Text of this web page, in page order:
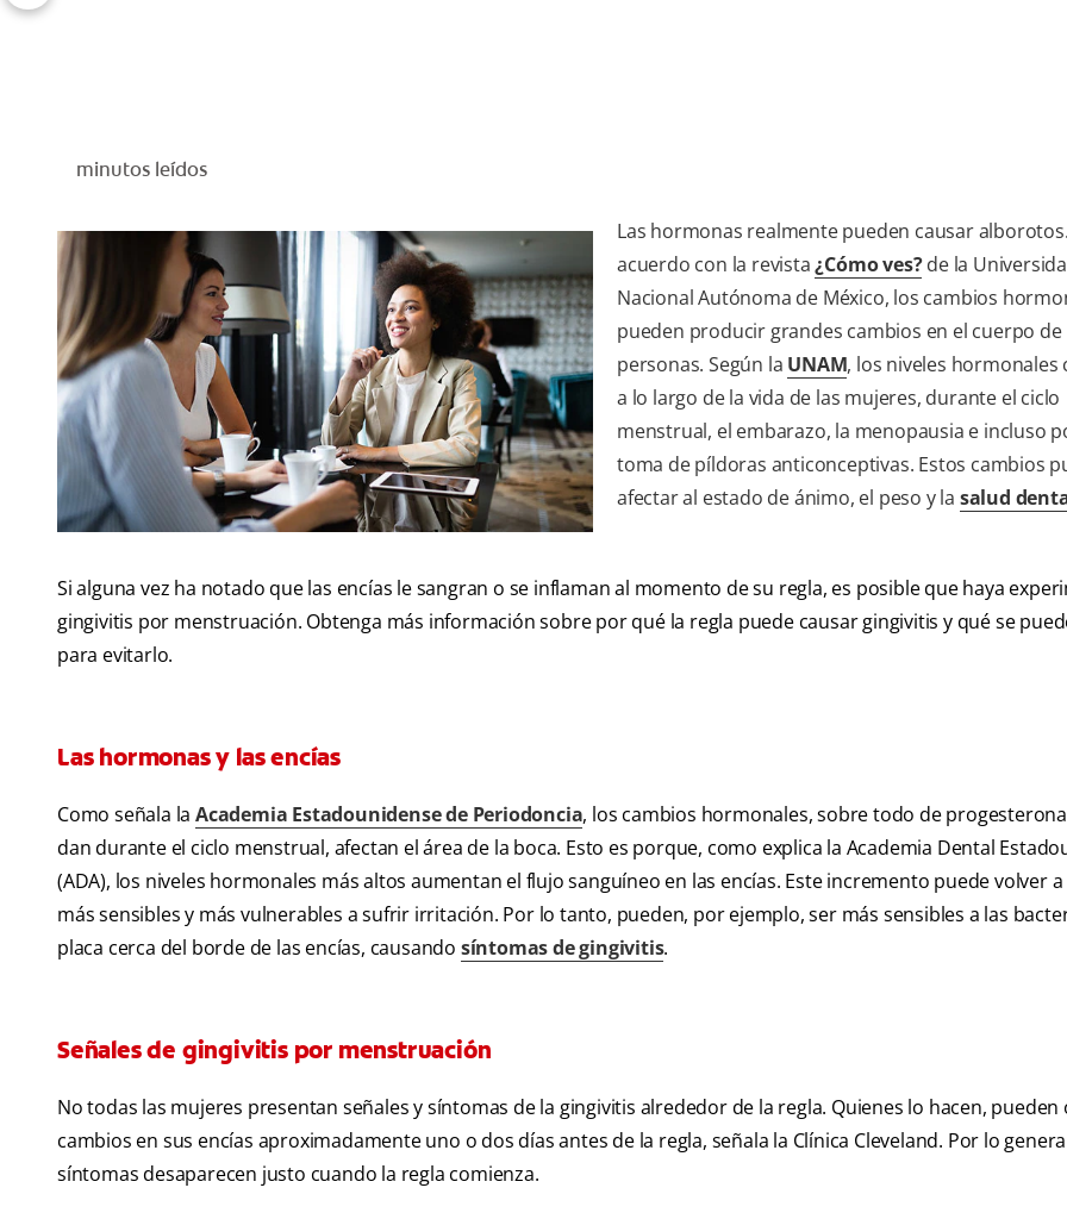
minutos leídos
Las hormonas realmente pueden causar
acuerdo con la revista¿Cómo ves?de la
Nacional Autónoma de México, los cambios
pueden producir grandes cambios en el cuerpo de
personas. Según la UNAM, los niveles hormonales
a lo largo de la vida de las mujeres, durante el ciclo
menstrual, el embarazo, la menopausia e incluso
toma de píldoras anticonceptivas. Estos cambios
afectar al estado de ánimo, el peso y la salud
Si alguna vez ha notado que las encías le sangran o se inflaman al momento de su regla, es posible que haya
gingivitis por menstruación. Obtenga más información sobre por qué la regla puede causar gingivitis y qué se
para evitarlo.
Las hormonas y las encías
Como señala la Academia Estadounidense de Periodoncia, los cambios hormonales, sobre todo de
dan durante el ciclo menstrual, afectan el área de la boca. Esto es porque, como explica la Academia Dental
(ADA), los niveles hormonales más altos aumentan el flujo sanguíneo en las encías. Este incremento puede volver a
más sensibles y más vulnerables a sufrir irritación. Por lo tanto, pueden, por ejemplo, ser más sensibles a las
placa cerca del borde de las encías, causando síntomas de gingivitis.
Señales de gingivitis por menstruación
No todas las mujeres presentan señales y síntomas de la gingivitis alrededor de la regla. Quienes lo hacen, pueden
cambios en sus encías aproximadamente uno o dos días antes de la regla, señala la Clínica Cleveland. Por lo
síntomas desaparecen justo cuando la regla comienza.